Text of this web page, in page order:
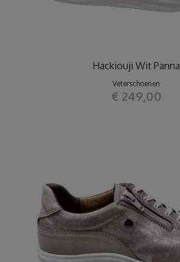
Hackiouji Wit Panna
Veterschoenen
€ 249,00